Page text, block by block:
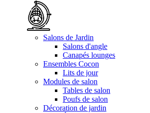
Salons de Jardin
Salons d'angle
Canapés lounges
Ensembles Cocon
Lits de jour
Modules de salon
Tables de salon
Poufs de salon
Décoration de jardin